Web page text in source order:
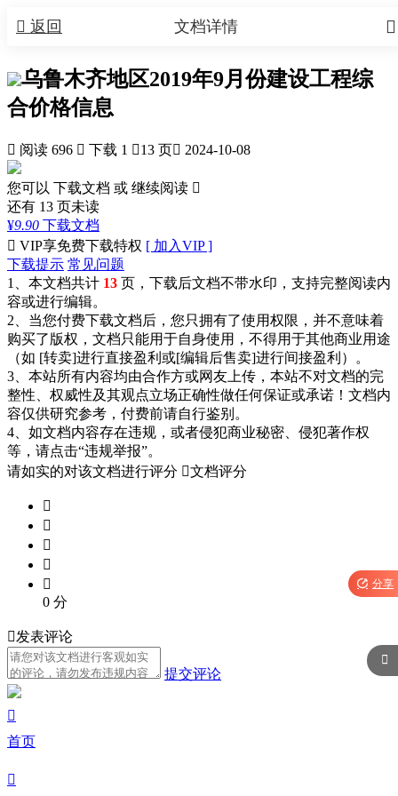
 返回 
文档详情
乌鲁木齐地区2019年9月份建设工程综
合价格信息
 阅读 696  下载 1 13 页 2024-10-08
您可以 下载文档 或 继续阅读 
还有 13 页未读
¥9.90 下载文档
 VIP享免费下载特权 [ 加入VIP ]
下载提示 常见问题
1、本文档共计 13 页，下载后文档不带水印，支持完整阅读内
容或进行编辑。
2、当您付费下载文档后，您只拥有了使用权限，并不意味着
购买了版权，文档只能用于自身使用，不得用于其他商业用途
（如 [转卖]进行直接盈利或[编辑后售卖]进行间接盈利）。
3、本站所有内容均由合作方或网友上传，本站不对文档的完
整性、权威性及其观点立场正确性做任何保证或承诺！文档内
容仅供研究参考，付费前请自行鉴别。
4、如文档内容存在违规，或者侵犯商业秘密、侵犯著作权
等，请点击“违规举报”。
请如实的对该文档进行评分 文档评分





0 分
发表评论
提交评论
 分享


首页
